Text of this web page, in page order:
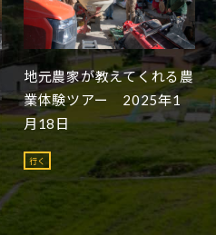
地元農家が教えてくれる農
業体験ツアー 2025年1
月18日
行く